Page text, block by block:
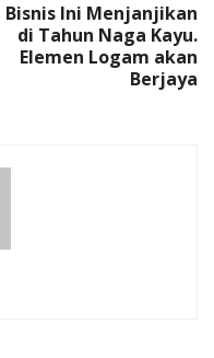
Bisnis Ini Menjanjikan
di Tahun Naga Kayu.
Elemen Logam akan
Berjaya